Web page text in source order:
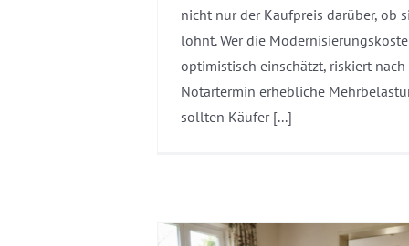
nicht nur der Kaufpreis darüber, ob
lohnt. Wer die
optimistisch einschätzt, riskiert nach
Notartermin erhebliche
sollten Käufer [...]